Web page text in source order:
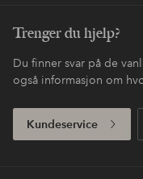
Trenger du hjelp?
Du finner svar på de
også informasjon om
Kundeservice